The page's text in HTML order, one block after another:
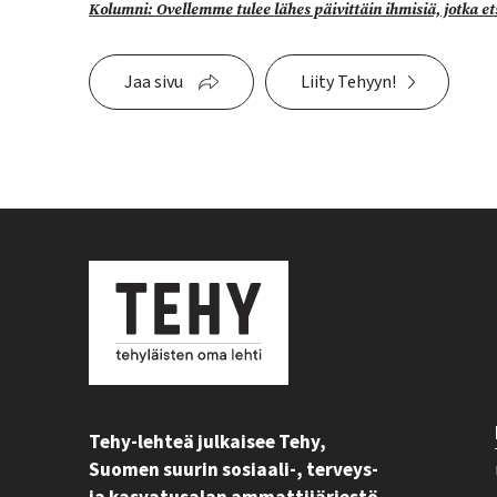
Kolumni: Ovellemme tulee lähes päivittäin ihmisiä, jotka
Jaa sivu Liity Tehyyn!
Tehy-lehteä julkaisee Tehy,
Suomen suurin sosiaali-, terveys-